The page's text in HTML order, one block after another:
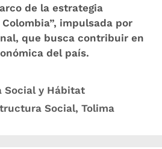
de la estrategia
impulsada por
que busca contribuir en
del país.
y Hábitat
Social,Tolima